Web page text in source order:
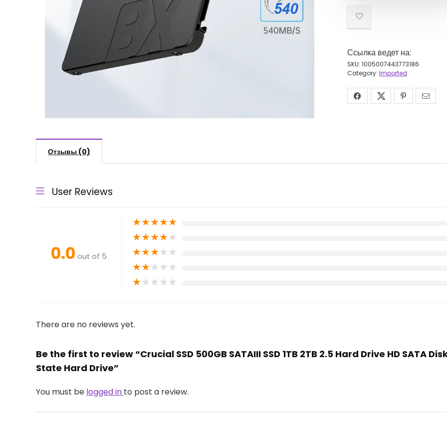
Ссылка ведет на:
SKU: 1005007443773186
Category: Imported
Отзывы (0)
User Reviews
0.0 out of 5
★★★★★
★★★★★
★★★★★
★★★★★
★★★★★
There are no reviews yet.
Be the first to review “Crucial SSD 500GB SATAIII SSD 1TB 2TB 2.5 Hard Drive HD SATA
State Hard Drive”
You must be logged in to post a review.